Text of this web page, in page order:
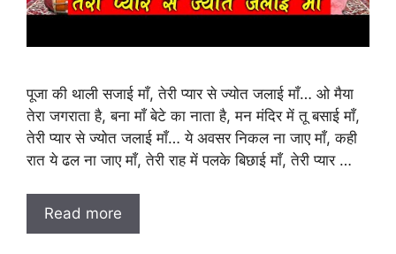
पूजा की थाली सजाई माँ, तेरी प्यार से ज्योत जलाई माँ… ओ मैया
तेरा जगराता है, बना माँ बेटे का नाता है, मन मंदिर में तू बसाई माँ,
तेरी प्यार से ज्योत जलाई माँ… ये अवसर निकल ना जाए माँ, कही
रात ये ढल ना जाए माँ, तेरी राह में पलके बिछाई माँ, तेरी प्यार …
Read more